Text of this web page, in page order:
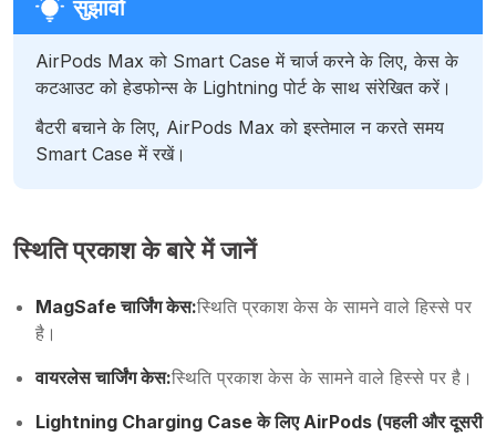
AirPods Max को Smart Case में चार्ज करने के लिए, केस के
कटआउट को हेडफोन्स के Lightning पोर्ट के साथ संरेखित करें।
बैटरी बचाने के लिए, AirPods Max को इस्तेमाल न करते समय
Smart Case में रखें।
स्थिति प्रकाश के बारे में जानें
MagSafe चार्जिंग केस:स्थिति प्रकाश केस के सामने वाले हिस्से पर
है।
वायरलेस चार्जिंग केस:स्थिति प्रकाश केस के सामने वाले हिस्से पर है।
Lightning Charging Case के लिए AirPods (पहली और दूसरी